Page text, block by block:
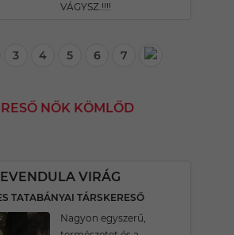
VÁGYSZ.!!!!
3 4 5 6 7
NŐK KÖMLŐD
VIRÁG
TATABÁNYAI TÁRSKERESŐ
Nagyon egyszerű,